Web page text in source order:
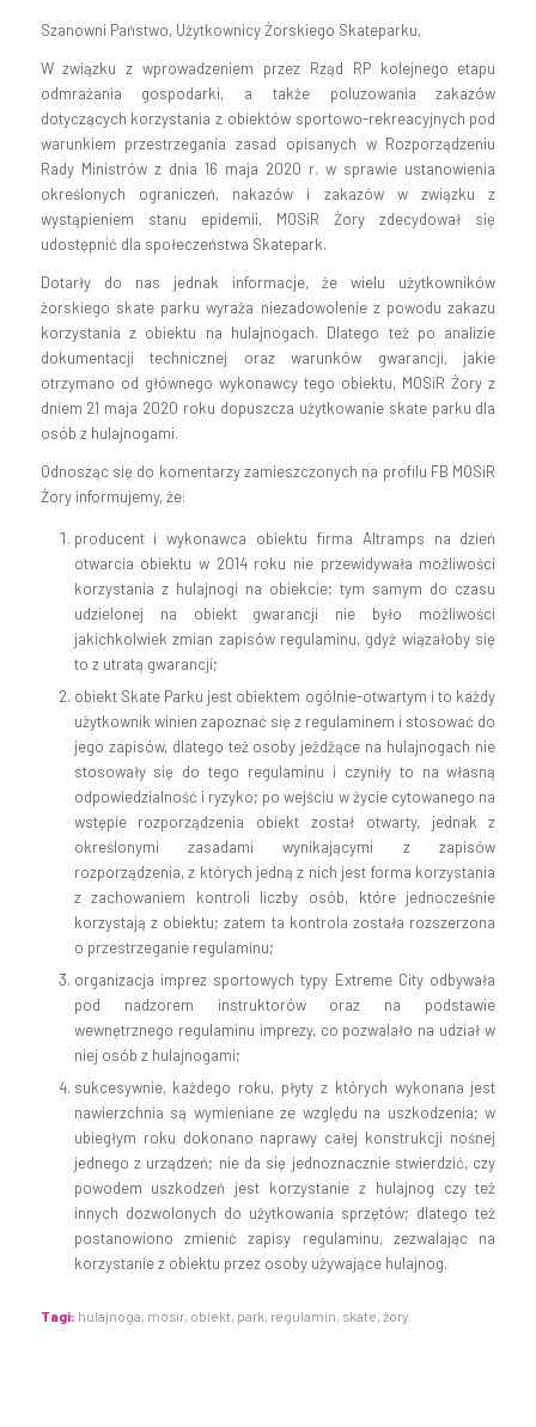
Szanowni Państwo, Użytkownicy Żorskiego Skateparku,
W związku z wprowadzeniem przez Rząd RP kolejnego etapu
odmrażania gospodarki, a także poluzowania zakazów
dotyczących korzystania z obiektów sportowo-rekreacyjnych pod
warunkiem przestrzegania zasad opisanych w Rozporządzeniu
Rady Ministrów z dnia 16 maja 2020 r. w sprawie ustanowienia
określonych ograniczeń, nakazów i zakazów w związku z
wystąpieniem stanu epidemii, MOSiR Żory zdecydował się
udostępnić dla społeczeństwa Skatepark.
Dotarły do nas jednak informacje, że wielu użytkowników
żorskiego skate parku wyraża niezadowolenie z powodu zakazu
korzystania z obiektu na hulajnogach. Dlatego też po analizie
dokumentacji technicznej oraz warunków gwarancji, jakie
otrzymano od głównego wykonawcy tego obiektu, MOSiR Żory z
dniem 21 maja 2020 roku dopuszcza użytkowanie skate parku dla
osób z hulajnogami.
Odnosząc się do komentarzy zamieszczonych na profilu FB MOSiR
Żory informujemy, że:
producent i wykonawca obiektu firma Altramps na dzień
otwarcia obiektu w 2014 roku nie przewidywała możliwości
korzystania z hulajnogi na obiekcie; tym samym do czasu
udzielonej na obiekt gwarancji nie było możliwości
jakichkolwiek zmian zapisów regulaminu, gdyż wiązałoby się
to z utratą gwarancji;
obiekt Skate Parku jest obiektem ogólnie-otwartym i to każdy
użytkownik winien zapoznać się z regulaminem i stosować do
jego zapisów, dlatego też osoby jeżdżące na hulajnogach nie
stosowały się do tego regulaminu i czyniły to na własną
odpowiedzialność i ryzyko; po wejściu w życie cytowanego na
wstępie rozporządzenia obiekt został otwarty, jednak z
określonymi zasadami wynikającymi z zapisów
rozporządzenia, z których jedną z nich jest forma korzystania
z zachowaniem kontroli liczby osób, które jednocześnie
korzystają z obiektu; zatem ta kontrola została rozszerzona
o przestrzeganie regulaminu;
organizacja imprez sportowych typy Extreme City odbywała
pod nadzorem instruktorów oraz na podstawie
wewnętrznego regulaminu imprezy, co pozwalało na udział w
niej osób z hulajnogami;
sukcesywnie, każdego roku, płyty z których wykonana jest
nawierzchnia są wymieniane ze względu na uszkodzenia; w
ubiegłym roku dokonano naprawy całej konstrukcji nośnej
jednego z urządzeń; nie da się jednoznacznie stwierdzić, czy
powodem uszkodzeń jest korzystanie z hulajnog czy też
innych dozwolonych do użytkowania sprzętów; dlatego też
postanowiono zmienić zapisy regulaminu, zezwalając na
korzystanie z obiektu przez osoby używające hulajnog.
Tagi: hulajnoga, mosir, obiekt, park, regulamin, skate, żory